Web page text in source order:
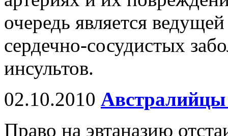
очередь является
сердечно-сосудистых
инсультов.
02.10.2010 Австралийцы
Право на эвтаназию